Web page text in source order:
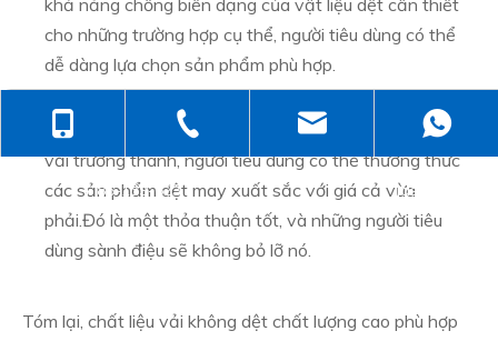
cho những trường hợp cụ thể, người tiêu dùng có thể
dễ dàng lựa chọn sản phẩm phù hợp.
chất lượng cao và giá thành rẻ.Nhờ thị trường chế biến
vải trưởng thành, người tiêu dùng có thể thưởng thức
các sản phẩm dệt may xuất sắc với giá cả vừa
phải.Đó là một thỏa thuận tốt, và những người tiêu
dùng sành điệu sẽ không bỏ lỡ nó.
Tóm lại, chất liệu vải không dệt chất lượng cao phù hợp
+ 86-138-6499-6670
+ 86-139-6232-6695
+ 86-512-5258-1232